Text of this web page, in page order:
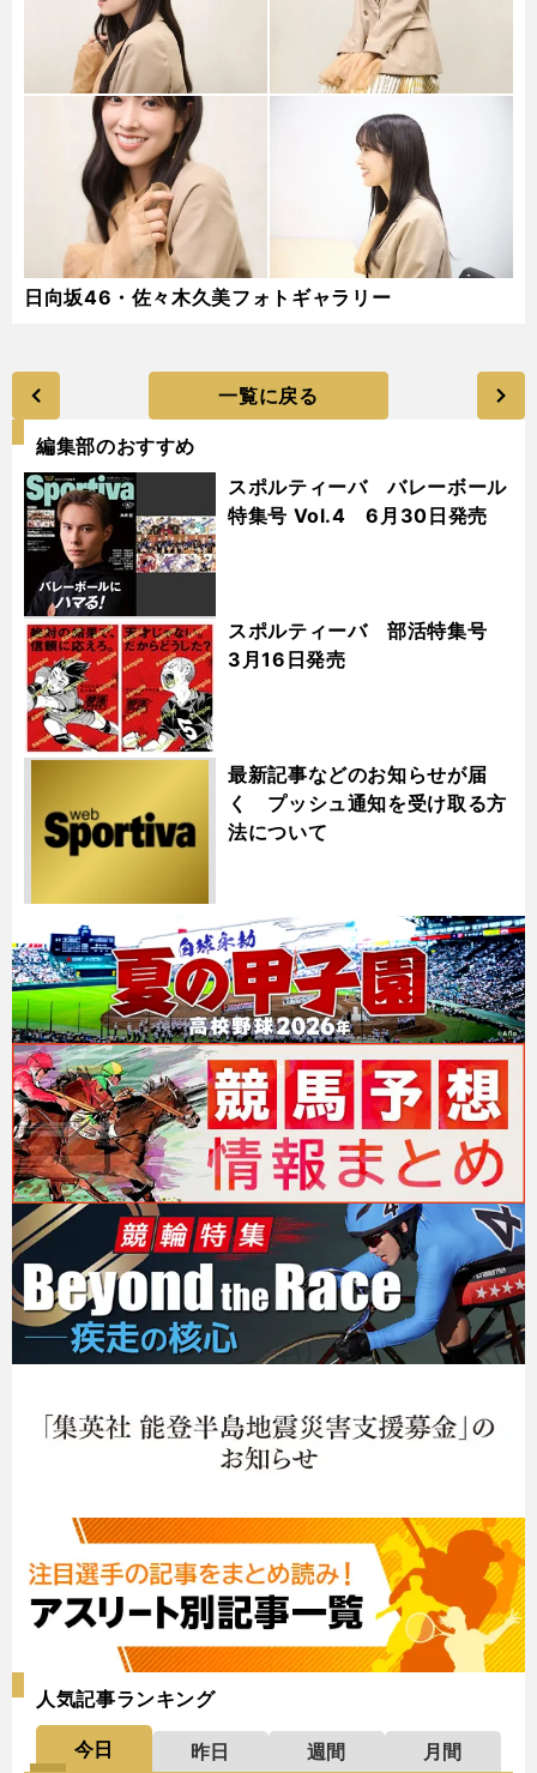
日向坂46・佐々木久美フォトギャラリー
一覧に戻る
編集部のおすすめ
スポルティーバ バレーボール
特集号 Vol.4 6月30日発売
スポルティーバ 部活特集号
3月16日発売
最新記事などのお知らせが届
く プッシュ通知を受け取る方
法について
人気記事ランキング
今日 昨日 週間
月間